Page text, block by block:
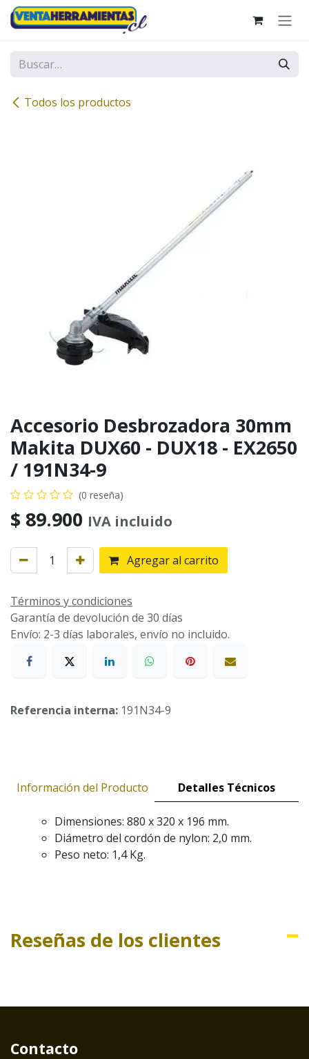
Ir al contenido
Todos los productos
Accesorio Desbrozadora 30mm
Makita DUX60 - DUX18 - EX2650
/ 191N34-9
(0 reseña)
$ 89.900 IVA incluido
Agregar al carrito
Términos y condiciones
Garantía de devolución de 30 días
Envío: 2-3 días laborales, envío no incluido.
Referencia interna: 191N34-9
Información del Producto Detalles Técnicos
Dimensiones: 880 x 320 x 196 mm.
Diámetro del cordón de nylon: 2,0 mm.
Peso neto: 1,4 Kg.
Reseñas de los clientes
Contacto